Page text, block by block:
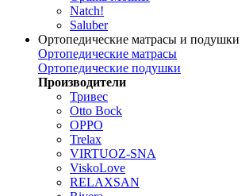
Natch!
Saluber
Ортопедические матрасы и подушки
Ортопедические матрасы
Ортопедические подушки
Производители
Тривес
Otto Bock
OPPO
Trelax
VIRTUOZ-SNA
ViskoLove
RELAXSAN